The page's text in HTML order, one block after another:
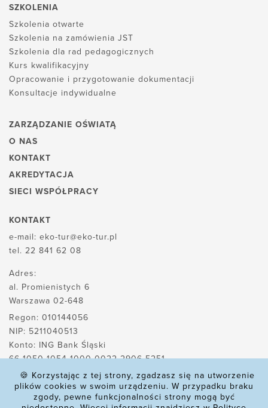
SZKOLENIA
Szkolenia otwarte
Szkolenia na zamówienia JST
Szkolenia dla rad pedagogicznych
Kurs kwalifikacyjny
Opracowanie i przygotowanie dokumentacji
Konsultacje indywidualne
ZARZĄDZANIE OŚWIATĄ
O NAS
KONTAKT
AKREDYTACJA
SIECI WSPÓŁPRACY
KONTAKT
e-mail: eko-tur@eko-tur.pl
tel. 22 841 62 08
Adres:
al. Promienistych 6
Warszawa 02-648
Regon: 010144056
NIP: 5211040513
Konto: ING Bank Śląski
66 1050 1054 1000 0022 2906 5251
POLITYKA PLIKÓW COOKIES
🍪 Korzystając z tej strony, zgadzasz się na utworzenie
plików cookies w swoim urządzeniu. W przypadku braku
zgody, pewne funkcjonalności strony mogą być